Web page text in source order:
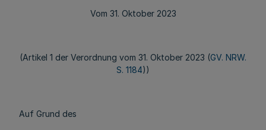
Vom 31. Oktober 2023
(Artikel 1 der Verordnung vom 31. Oktober 2023 (GV. NRW.
S. 1184))
Auf Grund des